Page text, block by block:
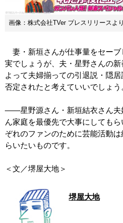
画像：株式会社TVer プレスリリースより
妻・新垣さんが仕事量をセーブ
実でしょうが、夫・星野さんの新
よって夫婦揃っての引退説・隠
否定されたと考えていいでしょう
――星野源さん・新垣結衣さん夫
ん家庭を最優先で大事にしても
ぞれのファンのために芸能活動
らいたいものです。
＜文／堺屋大地＞
堺屋大地